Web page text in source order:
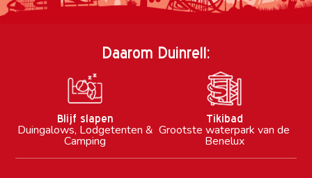
Daarom Duinrell:
Blijf slapen
Duingalows, Lodgetenten &
Camping
Tikibad
Grootste waterpark van de
Benelux